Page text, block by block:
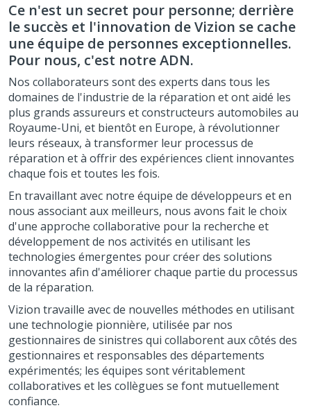
Ce n'est un secret pour personne; derrière
le succès et l'innovation de Vizion se cache
une équipe de personnes exceptionnelles.
Pour nous, c'est notre ADN.
Nos collaborateurs sont des experts dans tous les
domaines de l'industrie de la réparation et ont aidé les
plus grands assureurs et constructeurs automobiles au
Royaume-Uni, et bientôt en Europe, à révolutionner
leurs réseaux, à transformer leur processus de
réparation et à offrir des expériences client innovantes
chaque fois et toutes les fois.
En travaillant avec notre équipe de développeurs et en
nous associant aux meilleurs, nous avons fait le choix
d'une approche collaborative pour la recherche et
développement de nos activités en utilisant les
technologies émergentes pour créer des solutions
innovantes afin d'améliorer chaque partie du processus
de la réparation.
Vizion travaille avec de nouvelles méthodes en utilisant
une technologie pionnière, utilisée par nos
gestionnaires de sinistres qui collaborent aux côtés des
gestionnaires et responsables des départements
expérimentés; les équipes sont véritablement
collaboratives et les collègues se font mutuellement
confiance.